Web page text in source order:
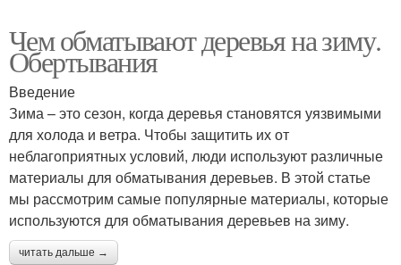
Чем обматывают деревья на зиму.
Обертывания
Введение
Зима – это сезон, когда деревья становятся уязвимыми
для холода и ветра. Чтобы защитить их от
неблагоприятных условий, люди используют различные
материалы для обматывания деревьев. В этой статье
мы рассмотрим самые популярные материалы, которые
используются для обматывания деревьев на зиму.
читать дальше →